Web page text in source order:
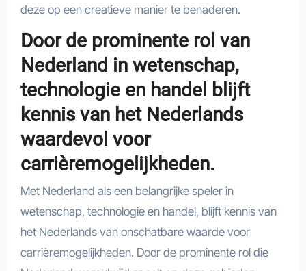
deze op een creatieve manier te benaderen.
Door de prominente rol van
Nederland in wetenschap,
technologie en handel blijft
kennis van het Nederlands
waardevol voor
carrièremogelijkheden.
Met Nederland als een belangrijke speler in
wetenschap, technologie en handel, blijft kennis van
het Nederlands van onschatbare waarde voor
carrièremogelijkheden. Door de prominente rol die